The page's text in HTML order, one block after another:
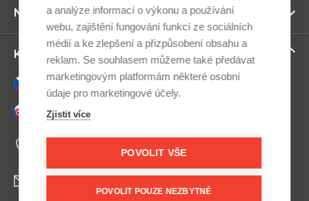
Newsletter
Kontaktujte nás
Česky
Slovensky
+420 607 800 100
a analýze informací o výkonu a používání
webu, zajištění fungování funkcí ze sociálních
médií a ke zlepšení a přizpůsobení obsahu a
reklam. Se souhlasem můžeme také předávat
marketingovým platformám některé osobní
údaje pro marketingové účely.
Zjistit více
POVOLIT VŠE
POVOLIT POUZE NEZBYTNÉ